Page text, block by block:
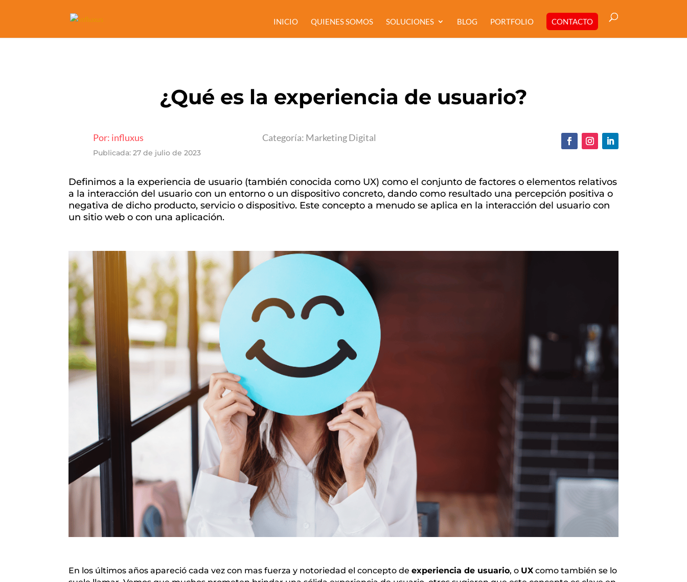
INICIO QUIENES SOMOS SOLUCIONES BLOG PORTFOLIO CONTACTO
¿Qué es la experiencia de usuario?
Por: influxus
Publicada: 27 de julio de 2023
Categoría: Marketing Digital
Definimos a la experiencia de usuario (también conocida como UX) como el conjunto de factores o elementos relativos
a la interacción del usuario con un entorno o un dispositivo concreto, dando como resultado una percepción positiva o
negativa de dicho producto, servicio o dispositivo. Este concepto a menudo se aplica en la interacción del usuario con
un sitio web o con una aplicación.
En los últimos años apareció cada vez con mas fuerza y notoriedad el concepto deexperiencia de usuario, o UXcomo también se lo